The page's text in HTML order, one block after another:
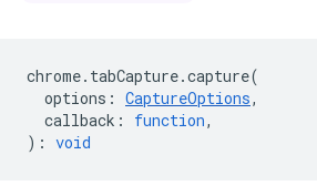
chrome. tabCapture.capture(
options : CaptureOptions,
callback : function,
) : void